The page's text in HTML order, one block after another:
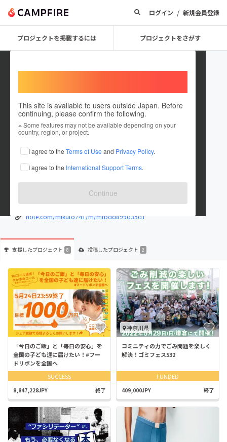
ログイン / 新規会員登録
プロジェクトを掲載するには プロジェクトをさがす
This site is available to users outside Japan. Before
continuing, please confirm the following.
※ Some features may not be available depending on your
country, region, or project.
I agree to the Terms of Use and Privacy Policy.
I agree to the International Support Terms.
Continue
MiKUTO741
これまでに8回支援して2件のプロジェクトを投稿しています
在住国：日本 現在地：神奈川県
出身国：日本 出身地：神奈川県
一人で結婚式を挙げます！結婚しない選択にも"光"を。
note.com/mikuto741/m/mfbdd899d35d1
支援したプロジェクト 8 投稿したプロジェクト 2
「今日のご飯」と「毎日の安心」を
全国の子ども達に届けたい！#フー
ドリボンを全国へ
SUCCESS
8,847,228JPY 終了
神奈川県
コミニティの力でごみ問題を楽しく
解決！ゴミフェス532
FUNDED
409,000JPY 終了